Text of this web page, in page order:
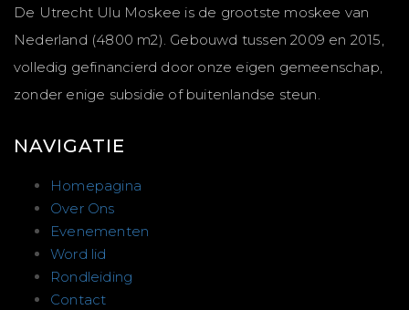
De Utrecht Ulu Moskee is de grootste moskee van
Nederland (4800 m2). Gebouwd tussen 2009 en 2015,
volledig gefinancierd door onze eigen gemeenschap,
zonder enige subsidie of buitenlandse steun.
NAVIGATIE
Homepagina
Over Ons
Evenementen
Word lid
Rondleiding
Contact